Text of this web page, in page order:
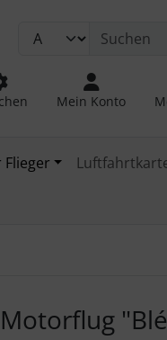
Mein Konto